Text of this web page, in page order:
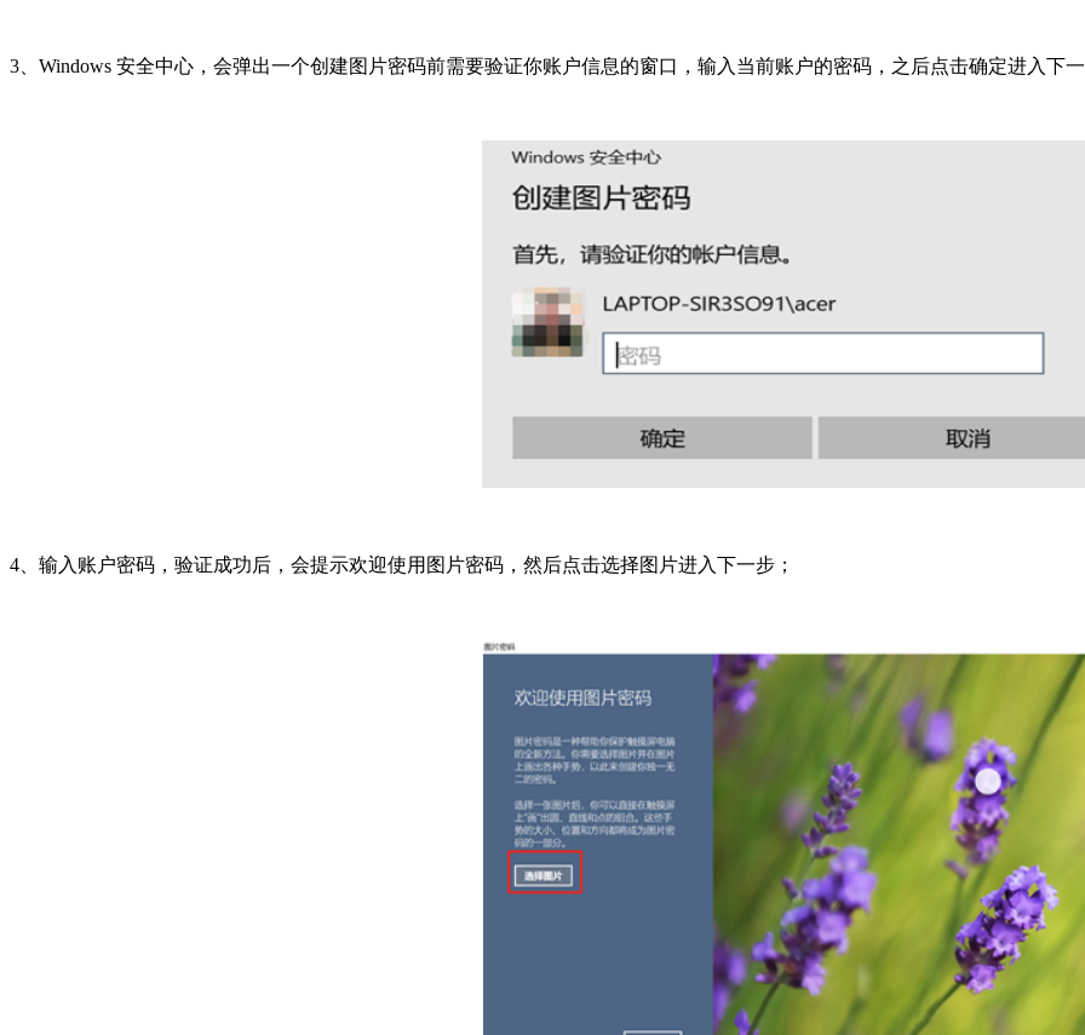
3、Windows 安全中心，会弹出一个创建图片密码前需要验证你账户信息的窗口，输入当前账户的密码，之后点击确定进入下
4、输入账户密码，验证成功后，会提示欢迎使用图片密码，然后点击选择图片进入下一步；